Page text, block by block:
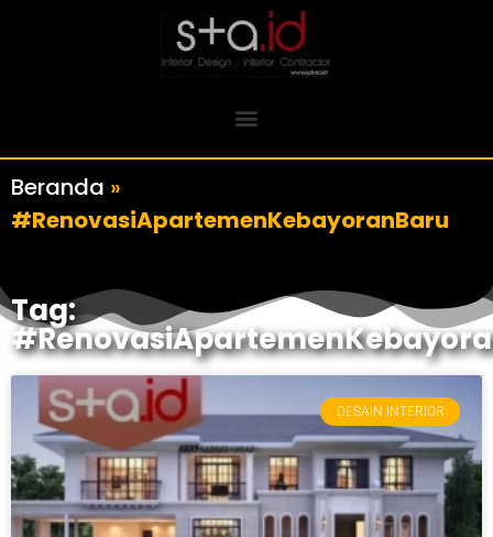
Beranda »
#RenovasiApartemenKebayoranBaru
Tag:
DESAIN INTERIOR